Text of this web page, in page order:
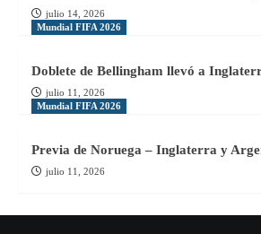
julio 14, 2026
Mundial FIFA 2026
Doblete de Bellingham llevó a
julio 11, 2026
Mundial FIFA 2026
Previa de Noruega – Inglaterra y
julio 11, 2026